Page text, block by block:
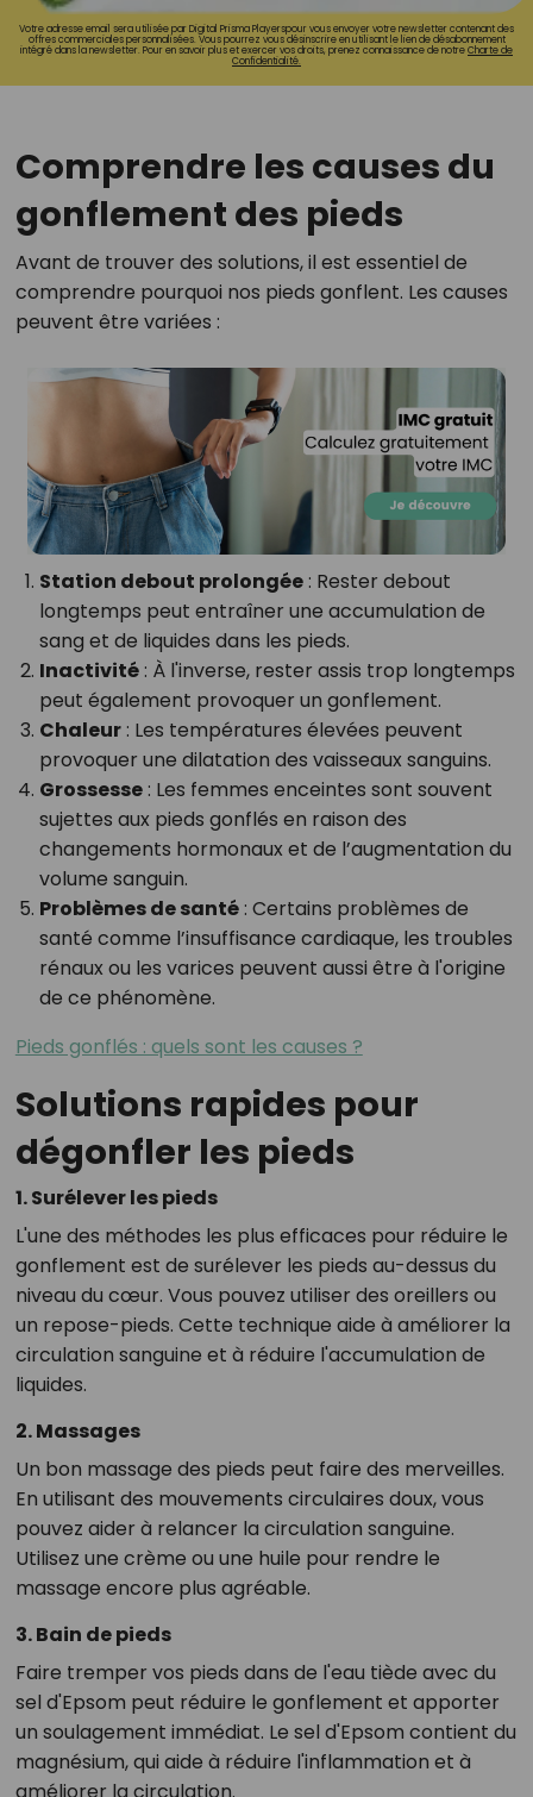
Votre adresse email sera utilisée par Digital Prisma Playerspour vous envoyer votre newsletter contenant des
offres commerciales personnalisées. Vous pourrez vous désinscrire en utilisant le lien de désabonnement
intégré dans la newsletter. Pour en savoir plus et exercer vos droits, prenez connaissance de notreCharte de
Confidentialité.
Comprendre les causes du
gonflement des pieds
Avant de trouver des solutions, il est essentiel de
comprendre pourquoi nos pieds gonflent. Les causes
peuvent être variées :
Station debout prolongée: Rester debout
longtemps peut entraîner une accumulation de
sang et de liquides dans les pieds.
Inactivité: À l'inverse, rester assis trop longtemps
peut également provoquer un gonflement.
Chaleur: Les températures élevées peuvent
provoquer une dilatation des vaisseaux sanguins.
Grossesse: Les femmes enceintes sont souvent
sujettes aux pieds gonflés en raison des
changements hormonaux et de l’augmentation du
volume sanguin.
Problèmes de santé: Certains problèmes de
santé comme l’insuffisance cardiaque, les troubles
rénaux ou les varices peuvent aussi être à l'origine
de ce phénomène.
Pieds gonflés : quels sont les causes ?
Solutions rapides pour
dégonfler les pieds
1. Surélever les pieds
L'une des méthodes les plus efficaces pour réduire le
gonflement est de surélever les pieds au-dessus du
niveau du cœur. Vous pouvez utiliser des oreillers ou
un repose-pieds. Cette technique aide à améliorer la
circulation sanguine et à réduire l'accumulation de
liquides.
2. Massages
Un bon massage des pieds peut faire des merveilles.
En utilisant des mouvements circulaires doux, vous
pouvez aider à relancer la circulation sanguine.
Utilisez une crème ou une huile pour rendre le
massage encore plus agréable.
3. Bain de pieds
Faire tremper vos pieds dans de l'eau tiède avec du
sel d'Epsom peut réduire le gonflement et apporter
un soulagement immédiat. Le sel d'Epsom contient du
magnésium, qui aide à réduire l'inflammation et à